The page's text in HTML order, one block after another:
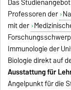
Das
Professoren der
mit der
Immunologie der
Biologie direkt auf
Ausstattung für
Angelpunkt für die